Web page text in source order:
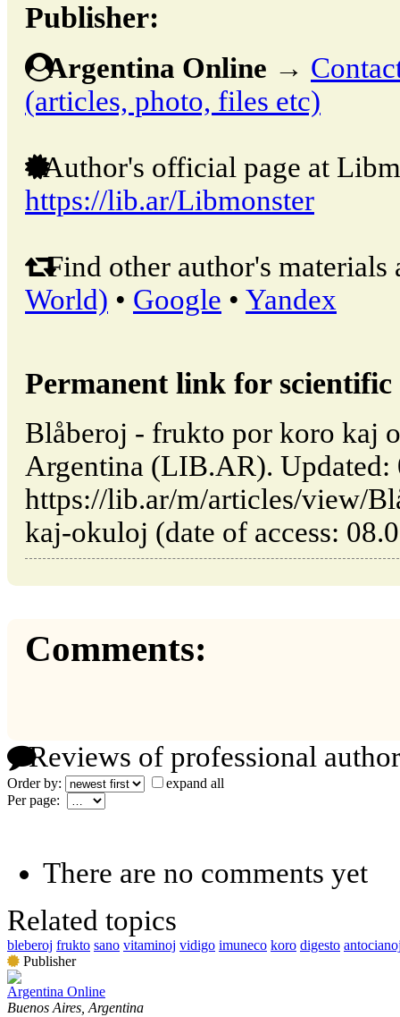
Publisher:
Argentina Online →
(articles, photo, files etc)
Author's official page at
https://lib.ar/Libmonster
Find other author's materials
World) • Google • Yandex
Permanent link for
Blåberoj - frukto por koro kaj
Argentina (LIB.AR). Updated:
https://lib.ar/m/articles/view/
kaj-okuloj (date of access:
Comments:
Reviews of professional
Order by:
expand all
Per page:
There are no comments yet
Related topics
bleberoj frukto sano vitaminoj vidigo imuneco koro digesto
Publisher
Argentina Online
Buenos Aires, Argentina